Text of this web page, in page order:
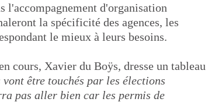
l'accompagnement d'organisation
la spécificité des agences, les
le mieux à leurs besoins.
cours, Xavier du Boÿs, dresse un tableau
être touchés par les élections
pas aller bien car les permis de